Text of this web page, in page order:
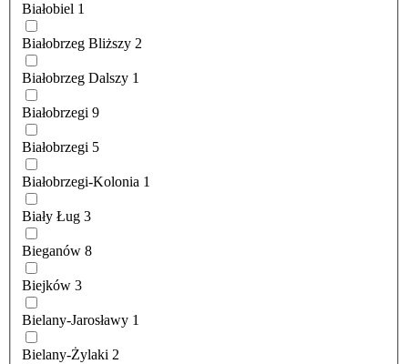
Białobiel 1
Białobrzeg Bliższy 2
Białobrzeg Dalszy 1
Białobrzegi 9
Białobrzegi 5
Białobrzegi-Kolonia 1
Biały Ług 3
Bieganów 8
Biejków 3
Bielany-Jarosławy 1
Bielany-Żylaki 2